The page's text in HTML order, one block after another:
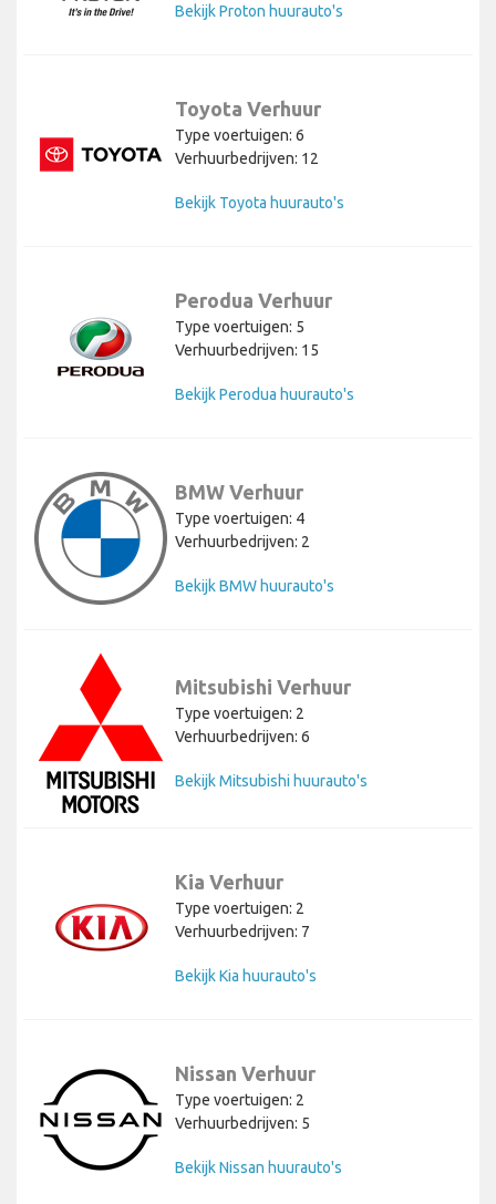
Bekijk Proton huurauto's
Toyota Verhuur
Type voertuigen: 6
Verhuurbedrijven: 12
Bekijk Toyota huurauto's
Perodua Verhuur
Type voertuigen: 5
Verhuurbedrijven: 15
Bekijk Perodua huurauto's
BMW Verhuur
Type voertuigen: 4
Verhuurbedrijven: 2
Bekijk BMW huurauto's
Mitsubishi Verhuur
Type voertuigen: 2
Verhuurbedrijven: 6
Bekijk Mitsubishi huurauto's
Kia Verhuur
Type voertuigen: 2
Verhuurbedrijven: 7
Bekijk Kia huurauto's
Nissan Verhuur
Type voertuigen: 2
Verhuurbedrijven: 5
Bekijk Nissan huurauto's